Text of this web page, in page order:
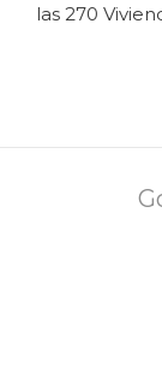
las 270